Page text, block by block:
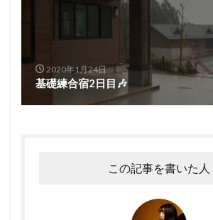
2020年1月24日
基礎練合宿2日目🎶
この記事を書いた人